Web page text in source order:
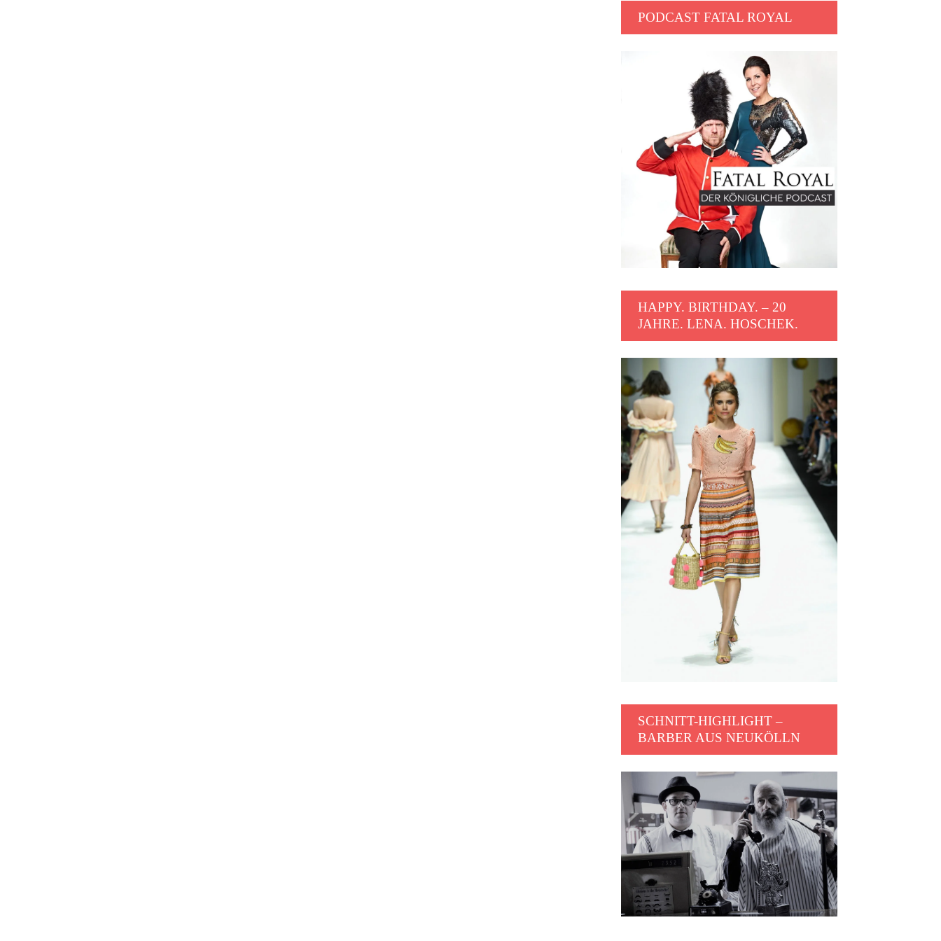
PODCAST FATAL ROYAL
HAPPY. BIRTHDAY. – 20
JAHRE. LENA. HOSCHEK.
SCHNITT-HIGHLIGHT –
BARBER AUS NEUKÖLLN